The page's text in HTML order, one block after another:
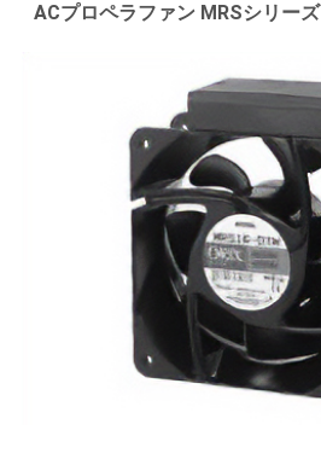
ACプロペラファン MRSシリーズ